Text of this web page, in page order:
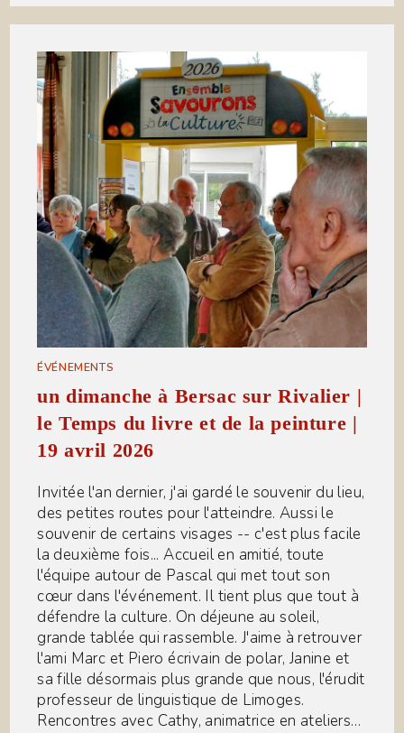
ÉVÉNEMENTS
un dimanche à Bersac sur Rivalier |
le Temps du livre et de la peinture |
19 avril 2026
Invitée l'an dernier, j'ai gardé le souvenir du lieu,
des petites routes pour l'atteindre. Aussi le
souvenir de certains visages -- c'est plus facile
la deuxième fois... Accueil en amitié, toute
l'équipe autour de Pascal qui met tout son
cœur dans l'événement. Il tient plus que tout à
défendre la culture. On déjeune au soleil,
grande tablée qui rassemble. J'aime à retrouver
l'ami Marc et Piero écrivain de polar, Janine et
sa fille désormais plus grande que nous, l'érudit
professeur de linguistique de Limoges.
Rencontres avec Cathy, animatrice en ateliers…